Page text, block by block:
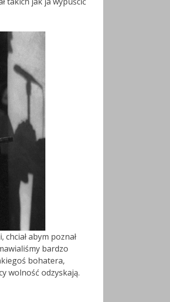
chciał abym poznał
bardzo
bohatera,
wolność odzyskają.